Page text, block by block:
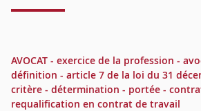
AVOCAT - exercice de la profession -
définition - article 7 de la loi du 31
critère - détermination - portée -
requalification en contrat de travail